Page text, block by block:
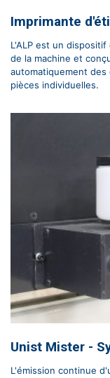
Imprimante
L'ALP est un
de la machine et
automatiquement
pièces individuelles.
Unist Mister -
L'émission continue